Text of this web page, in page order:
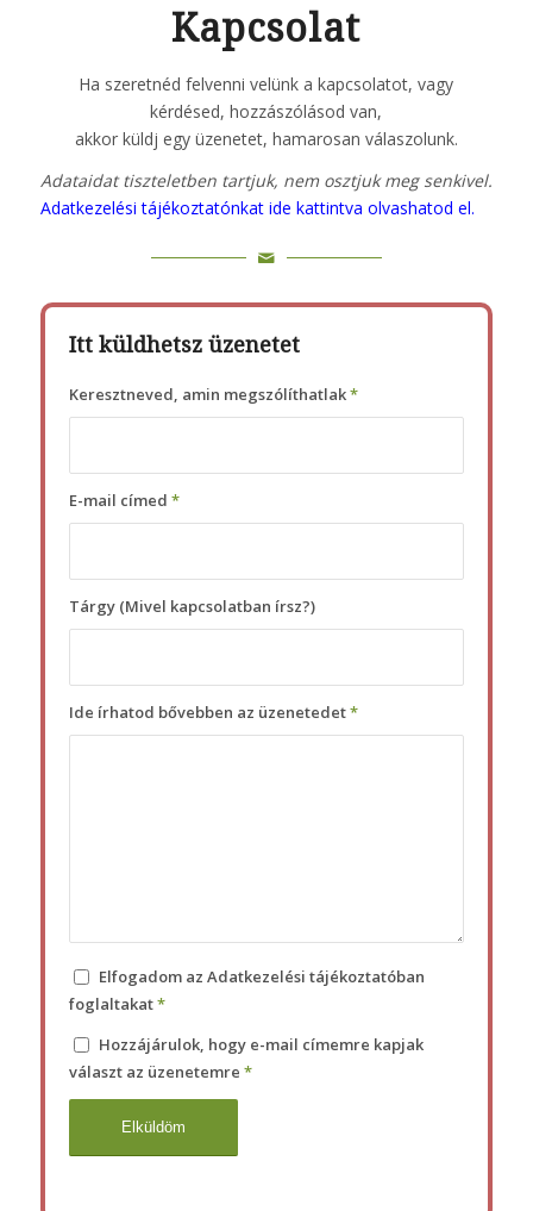
Kapcsolat
Ha szeretnéd felvenni velünk a kapcsolatot, vagy
kérdésed, hozzászólásod van,
akkor küldj egy üzenetet, hamarosan válaszolunk.
Adataidat tiszteletben tartjuk, nem osztjuk meg senkivel.
Adatkezelési tájékoztatónkat ide kattintva olvashatod el.
Itt küldhetsz üzenetet
Keresztneved, amin megszólíthatlak*
E-mail címed *
Tárgy (Mivel kapcsolatban írsz?)
Ide írhatod bővebben az üzenetedet*
Elfogadom az Adatkezelési tájékoztatóban
foglaltakat*
Hozzájárulok, hogy e-mail címemre kapjak
választ az üzenetemre *